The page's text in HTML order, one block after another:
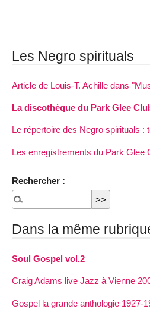
Les Negro spirituals
Article de Louis-T. Achille dans
La discothèque du Park Glee
Le répertoire des Negro spirituals :
Les enregistrements du Park Glee
Rechercher :
Dans la même
Soul Gospel vol.2
Craig Adams live Jazz à Vienne
Gospel la grande anthologie 1927-